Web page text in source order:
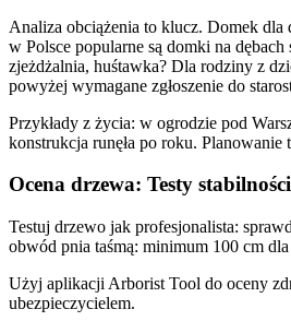
Analiza obciążenia to klucz. Domek dla
w Polsce popularne są domki na
zjeżdżalnia, huśtawka? Dla rodziny z
powyżej wymagane zgłoszenie do
Przykłady z życia: w ogrodzie pod
konstrukcja runęła po roku.
Ocena drzewa: Testy stabilności
Testuj drzewo jak profesjonalista:
obwód pnia taśmą: minimum 100 cm
Użyj aplikacji Arborist Tool do oceny
ubezpieczycielem.